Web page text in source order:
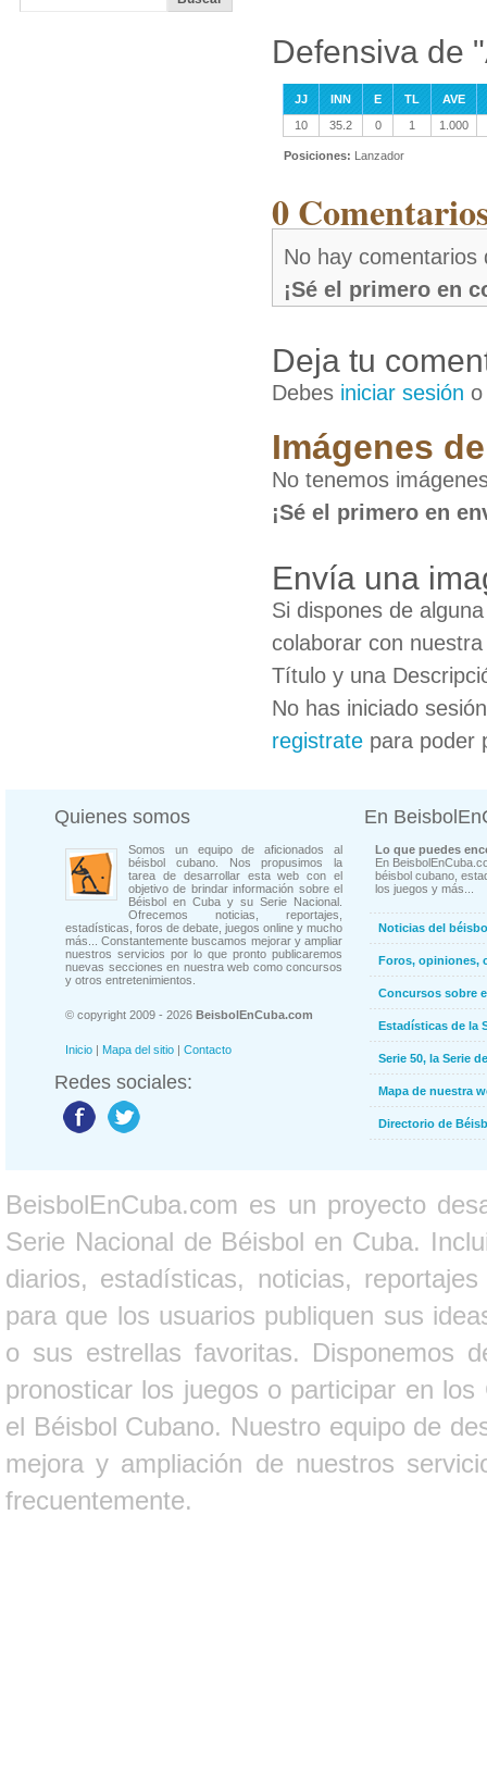
Defensiva de
JJ INN E TL
AVE
10
35.2 0 1 1.000
Posiciones: Lanzador
0
No hay comentarios
¡Sé el primero en
Deja tu
Debes iniciar sesión
Imágenes
No tenemos
¡Sé el primero en
Envía una
Si dispones de
colaborar con
Título y una
No has iniciado
registrate para poder
Quienes somos
Somos un equipo de aficionados al
béisbol cubano. Nos propusimos la
tarea de desarrollar esta web con el
objetivo de brindar información sobre el
Béisbol en Cuba y su Serie Nacional.
Ofrecemos noticias, reportajes,
estadísticas, foros de debate, juegos online y mucho
más... Constantemente buscamos mejorar y ampliar
nuestros servicios por lo que pronto publicaremos
nuevas secciones en nuestra web como concursos
y otros entretenimientos.
© copyright 2009 - 2026 BeisbolEnCuba.com
Inicio | Mapa del sitio | Contacto
Redes sociales:
En
Lo que puedes
En
béisbol cubano,
los juegos y más...
Noticias del
Foros, opiniones,
Concursos sobre
Estadísticas de la
Serie 50, la Serie
Mapa de nuestra
Directorio de
BeisbolEnCuba.com es un proyecto
Serie Nacional de Béisbol en Cuba.
diarios, estadísticas, noticias,
para que los usuarios publiquen sus
o sus estrellas favoritas. Disponemos
pronosticar los juegos o participar en
el Béisbol Cubano. Nuestro equipo de
mejora y ampliación de nuestros
frecuentemente.